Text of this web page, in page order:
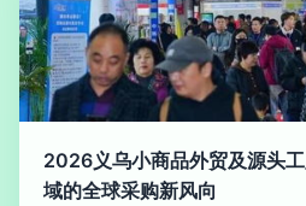
2026义乌小商品外贸及源头
域的全球采购新风向